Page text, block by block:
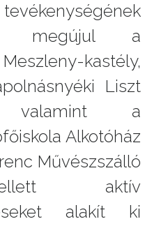
megújul a
kastély,
Liszt
valamint a
Alkotóház
Művészszálló
aktív
alakít ki